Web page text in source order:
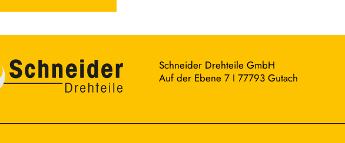
Schneider Drehteile GmbH
Auf der Ebene 7 I 77793 Gutach